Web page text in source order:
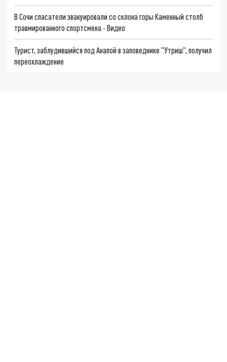
В Сочи спасатели эвакуировали со склона горы Каменный столб
травмированного спортсмена - Видео
Турист, заблудившийся под Анапой в заповеднике "Утриш", получил
переохлаждение